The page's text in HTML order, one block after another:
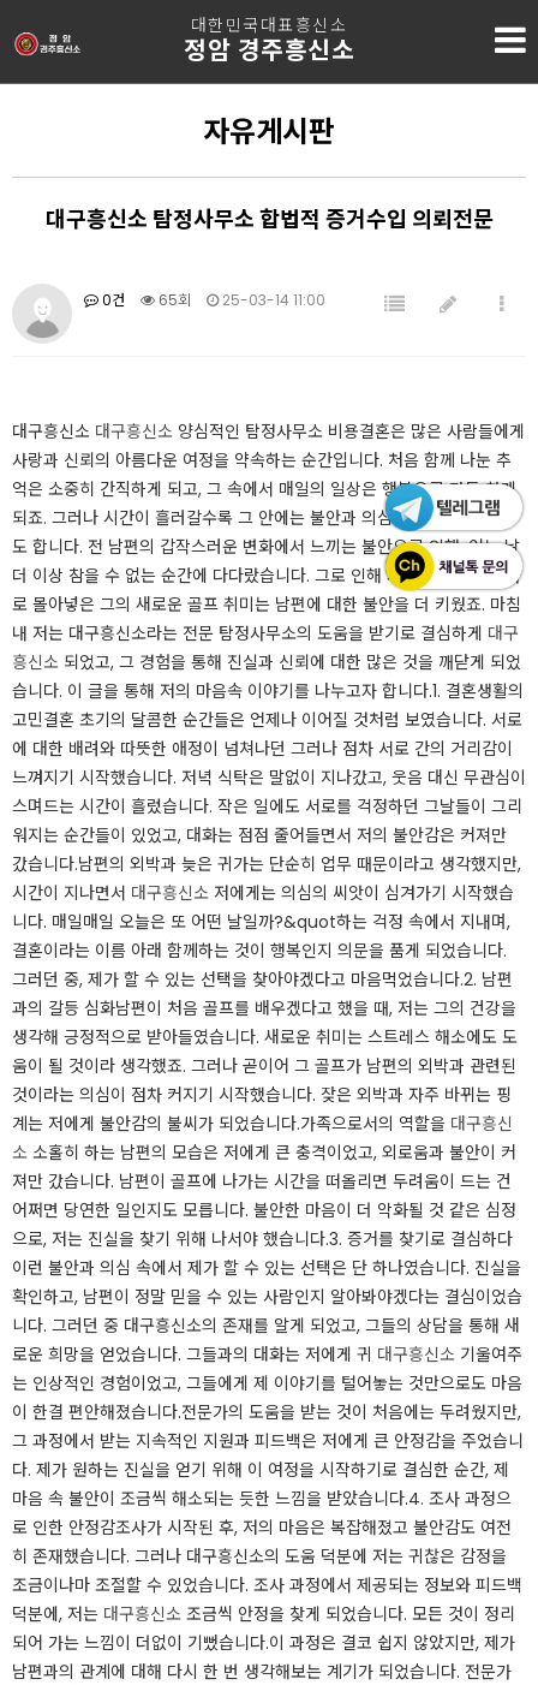
대한민국대표흥신소
정암 경주흥신소
자유게시판
대구흥신소 탐정사무소 합법적 증거수입 의뢰전문
0건 65회 25-03-14 11:00
대구흥신소 대구흥신소 양심적인 탐정사무소 비용결혼은 많은 사람들에게
사랑과 신뢰의 아름다운 여정을 약속하는 순간입니다. 처음 함께 나눈 추
억은 소중히 간직하게 되고, 그 속에서 매일의 일상은 행복으로 가득 차게
되죠. 그러나 시간이 흘러갈수록 그 안에는 불안과 의심의 씨앗이 싹트기
도 합니다. ​전 남편의 갑작스러운 변화에서 느끼는 불안으로 인해, 어느 날
더 이상 참을 수 없는 순간에 다다랐습니다. 그로 인해 저를 의심의 그림자
로 몰아넣은 그의 새로운 골프 취미는 남편에 대한 불안을 더 키웠죠. ​마침
내 저는 대구흥신소라는 전문 탐정사무소의 도움을 받기로 결심하게 대구
흥신소 되었고, 그 경험을 통해 진실과 신뢰에 대한 많은 것을 깨닫게 되었
습니다. 이 글을 통해 저의 마음속 이야기를 나누고자 합니다.​1. 결혼생활의
고민​결혼 초기의 달콤한 순간들은 언제나 이어질 것처럼 보였습니다. 서로
에 대한 배려와 따뜻한 애정이 넘쳐나던 그러나 점차 서로 간의 거리감이
느껴지기 시작했습니다. ​저녁 식탁은 말없이 지나갔고, 웃음 대신 무관심이
스며드는 시간이 흘렀습니다. 작은 일에도 서로를 걱정하던 그날들이 그리
워지는 순간들이 있었고, 대화는 점점 줄어들면서 저의 불안감은 커져만
갔습니다.​남편의 외박과 늦은 귀가는 단순히 업무 때문이라고 생각했지만,
시간이 지나면서 대구흥신소 저에게는 의심의 씨앗이 심겨가기 시작했습
니다. 매일매일 오늘은 또 어떤 날일까?&quot하는 걱정 속에서 지내며,
결혼이라는 이름 아래 함께하는 것이 행복인지 의문을 품게 되었습니다.
그러던 중, 제가 할 수 있는 선택을 찾아야겠다고 마음먹었습니다.​2. 남편
과의 갈등 심화남편이 처음 골프를 배우겠다고 했을 때, 저는 그의 건강을
생각해 긍정적으로 받아들였습니다. 새로운 취미는 스트레스 해소에도 도
움이 될 것이라 생각했죠. 그러나 곧이어 그 골프가 남편의 외박과 관련된
것이라는 의심이 점차 커지기 시작했습니다. 잦은 외박과 자주 바뀌는 핑
계는 저에게 불안감의 불씨가 되었습니다.​가족으로서의 역할을 대구흥신
소 소홀히 하는 남편의 모습은 저에게 큰 충격이었고, 외로움과 불안이 커
져만 갔습니다. 남편이 골프에 나가는 시간을 떠올리면 두려움이 드는 건
어쩌면 당연한 일인지도 모릅니다. 불안한 마음이 더 악화될 것 같은 심정
으로, 저는 진실을 찾기 위해 나서야 했습니다.​3. 증거를 찾기로 결심하다
이런 불안과 의심 속에서 제가 할 수 있는 선택은 단 하나였습니다. 진실을
확인하고, 남편이 정말 믿을 수 있는 사람인지 알아봐야겠다는 결심이었습
니다. 그러던 중 대구흥신소의 존재를 알게 되었고, 그들의 상담을 통해 새
로운 희망을 얻었습니다. ​그들과의 대화는 저에게 귀 대구흥신소 기울여주
는 인상적인 경험이었고, 그들에게 제 이야기를 털어놓는 것만으로도 마음
이 한결 편안해졌습니다.​전문가의 도움을 받는 것이 처음에는 두려웠지만,
그 과정에서 받는 지속적인 지원과 피드백은 저에게 큰 안정감을 주었습니
다. 제가 원하는 진실을 얻기 위해 이 여정을 시작하기로 결심한 순간, 제
마음 속 불안이 조금씩 해소되는 듯한 느낌을 받았습니다.​4. 조사 과정으
로 인한 안정감조사가 시작된 후, 저의 마음은 복잡해졌고 불안감도 여전
히 존재했습니다. 그러나 대구흥신소의 도움 덕분에 저는 귀찮은 감정을
조금이나마 조절할 수 있었습니다. 조사 과정에서 제공되는 정보와 피드백
덕분에, 저는 대구흥신소 조금씩 안정을 찾게 되었습니다. 모든 것이 정리
되어 가는 느낌이 더없이 기뻤습니다.​이 과정은 결코 쉽지 않았지만, 제가
남편과의 관계에 대해 다시 한 번 생각해보는 계기가 되었습니다. 전문가